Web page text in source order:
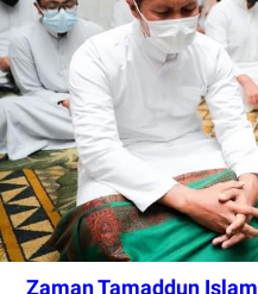
Zaman Tamaddun Islam